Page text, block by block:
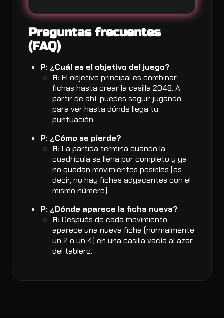
Preguntas frecuentes
(FAQ)
P: ¿Cuál es el objetivo del juego?
R: El objetivo principal es combinar
fichas hasta crear la casilla 2048. A
partir de ahí, puedes seguir jugando
para ver hasta dónde llega tu
puntuación.
P: ¿Cómo se pierde?
R: La partida termina cuando la
cuadrícula se llena por completo y ya
no quedan movimientos posibles (es
decir, no hay fichas adyacentes con el
mismo número).
P: ¿Dónde aparece la ficha nueva?
R: Después de cada movimiento,
aparece una nueva ficha (normalmente
un 2 o un 4) en una casilla vacía al azar
del tablero.